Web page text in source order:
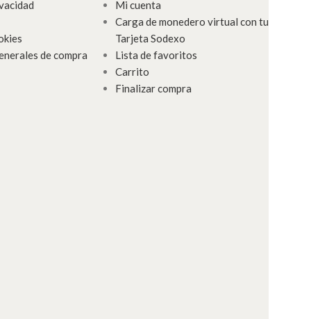
de compra
Mi cuenta
Carga de monedero virtual con tu
Tarjeta Sodexo
Lista de favoritos
Carrito
Finalizar compra